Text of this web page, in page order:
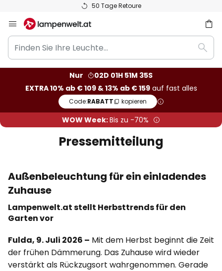
50 Tage Retoure
Inhalt
springen
Finden
Sie
Ihre
Nur
02D 01H 51M 34S
EXTRA 10% ab € 109 & 13% ab € 159auf fast alles
Code:RABATT kopieren
WOW Week:Bis zu -70%
Pressemitteilung
Außenbeleuchtung für ein einladendes
Zuhause
Lampenwelt.at stellt Herbsttrends für den
Garten vor
Fulda, 9. Juli 2026 – Mit dem Herbst beginnt die Zeit
der frühen Dämmerung. Das Zuhause wird wieder
verstärkt als Rückzugsort wahrgenommen. Gerade